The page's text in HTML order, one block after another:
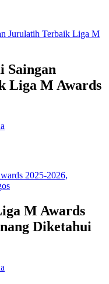
Saingan
Liga M Awards
M Awards
Diketahui